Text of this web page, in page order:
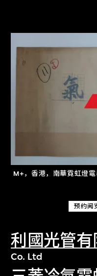
M+，香港，南華霓虹燈
预约阅
利國光管有
Co. Ltd
进一步筛选
关于M+藏品
探索世界顶级的
文化藏品。